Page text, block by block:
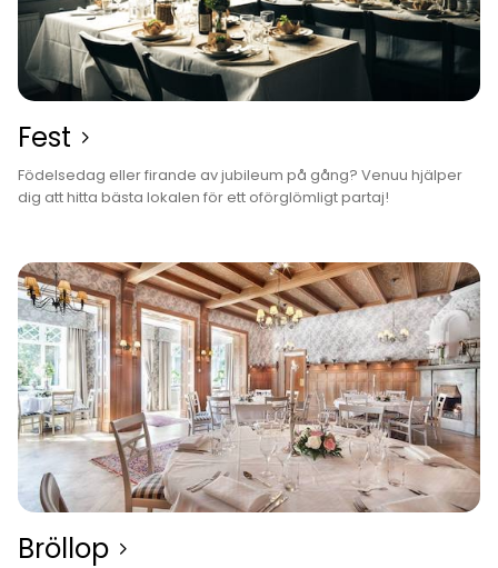
Fest­
Födelsedag eller firande av jubileum på gång? Venuu hjälper
dig att hitta bästa lokalen för ett oförglömligt partaj!
Bröllop